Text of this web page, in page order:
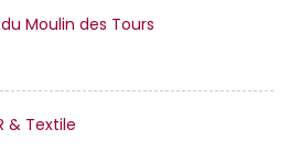
Moulin des Tours
& Textile